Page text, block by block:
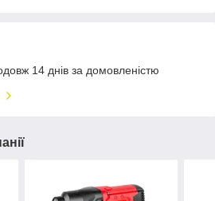
14 днів за домовленістю